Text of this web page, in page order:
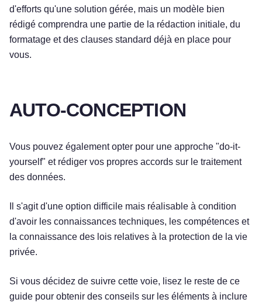
d'efforts qu'une solution gérée, mais un modèle bien
rédigé comprendra une partie de la rédaction initiale, du
formatage et des clauses standard déjà en place pour
vous.
AUTO-CONCEPTION
Vous pouvez également opter pour une approche "do-it-
yourself" et rédiger vos propres accords sur le traitement
des données.
Il s'agit d'une option difficile mais réalisable à condition
d'avoir les connaissances techniques, les compétences et
la connaissance des lois relatives à la protection de la vie
privée.
Si vous décidez de suivre cette voie, lisez le reste de ce
guide pour obtenir des conseils sur les éléments à inclure